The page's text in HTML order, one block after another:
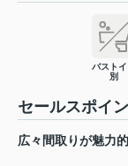
バスト
別
セールスポイ
広々間取りが魅力